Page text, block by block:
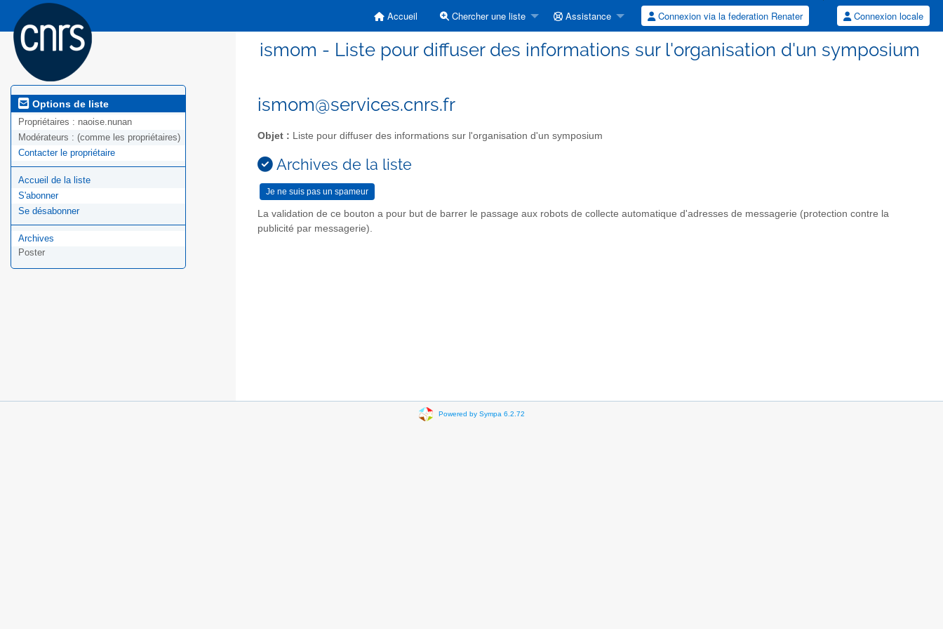
Accueil Chercher une liste Assistance Connexion via la federation Renater Connexion locale
ismom - Liste pour diffuser des informations sur l'organisation d'un symposium
Options de liste
Propriétaires : naoise.nunan
Modérateurs : (comme les propriétaires)
Contacter le propriétaire
Accueil de la liste
S'abonner
Se désabonner
Archives
Poster
ismom@services.cnrs.fr
Objet : Liste pour diffuser des informations sur l'organisation d'un symposium
Archives de la liste
La validation de ce bouton a pour but de barrer le passage aux robots de collecte automatique d'adresses de messagerie (protection contre la
publicité par messagerie).
Powered by Sympa 6.2.72